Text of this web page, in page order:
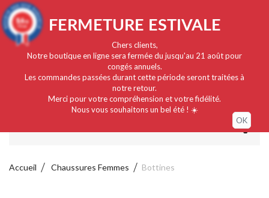
Français
FERMETURE ESTIVALE
Chers clients,
Notre boutique en ligne sera fermée du jusqu'au 21 août pour
congés annuels.
Les commandes passées durant cette période seront traitées à
notre retour.
Merci pour votre compréhension et votre fidélité.
Nous vous souhaitons un bel été ! ☀️
OK
Accueil Chaussures Femmes Bottines
9.4/10